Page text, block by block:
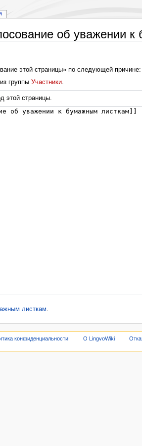
об уважении
этой страницы» по следующей причине:
группы Участники.
этой страницы.
листкам.
конфиденциальности О LingvoWiki